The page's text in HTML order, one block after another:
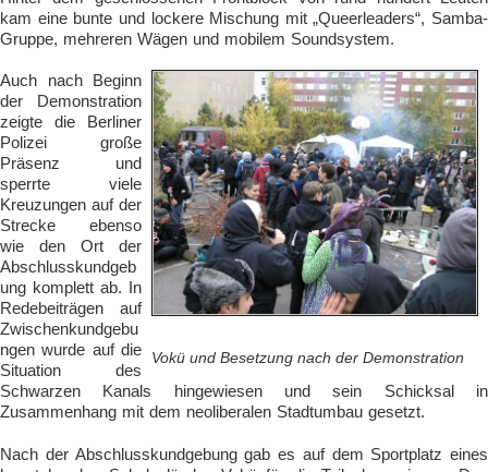
kam eine bunte und lockere Mischung mit „Queerleaders“, Samba-
Gruppe, mehreren Wägen und mobilem Soundsystem.
Vokü und Besetzung nach der Demonstration
Auch nach Beginn
der Demonstration
zeigte die Berliner
Polizei große
Präsenz und
sperrte viele
Kreuzungen auf der
Strecke ebenso
wie den Ort der
Abschlusskundgeb
ung komplett ab. In
Redebeiträgen auf
Zwischenkundgebu
ngen wurde auf die
Situation des
Schwarzen Kanals hingewiesen und sein Schicksal in
Zusammenhang mit dem neoliberalen Stadtumbau gesetzt.
Nach der Abschlusskundgebung gab es auf dem Sportplatz eines